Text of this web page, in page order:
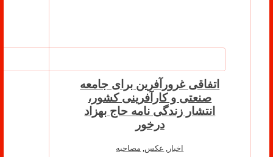
اتفاقی غرورآفرین برای جامعه
صنعتی و کارآفرینی کشور،
انتشار زندگی نامه حاج بهزاد
درخور
اخبار , عکس, مصاحبه